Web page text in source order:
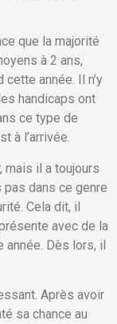
que la majorité
à 2 ans,
année. Il n’y
handicaps ont
ce type de
à l’arrivée.
mais il a toujours
dans ce genre
Cela dit, il
avec de la
année. Dès lors, il
Après avoir
sa chance au